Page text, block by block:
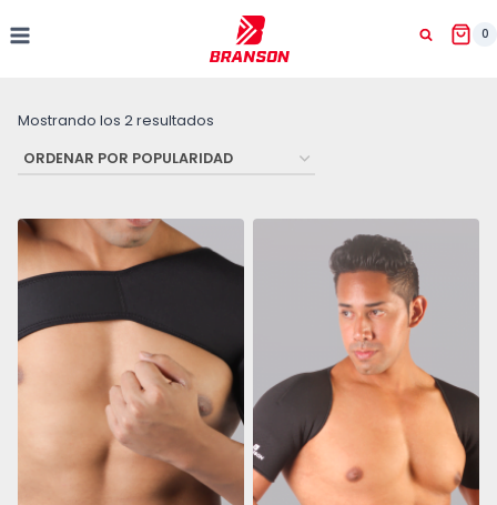
al
0
Mostrando los 2 resultados
por